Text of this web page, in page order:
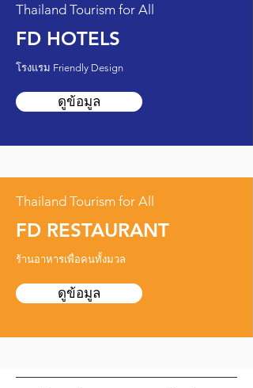
Thailand Tourism for All
FD HOTELS
โรงแรม Friendly Design
ดูข้อมูล
Thailand Tourism for All
FD RESTAURANT
ร้านอาหารเพื่อคนทั้งมวล
ดูข้อมูล